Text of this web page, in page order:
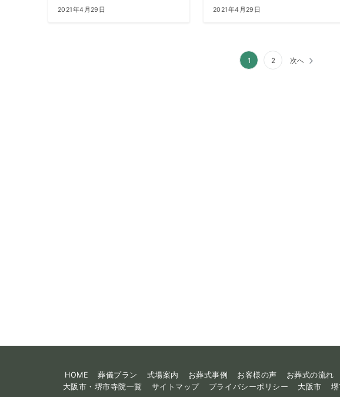
2021年4月29日 2021年4月29日
1 2 次へ
HOME 葬儀プラン 式場案内 お葬式事例 お客様の声 お葬式の流れ
大阪市・堺市寺院一覧
サイトマップ プライバシーポリシー 大阪市